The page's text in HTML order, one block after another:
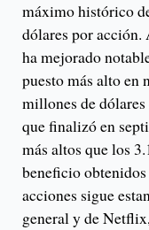
máximo histórico
dólares por acción.
ha mejorado
puesto más alto en
millones de
que finalizó en
más altos que los
beneficio
acciones sigue
general y de